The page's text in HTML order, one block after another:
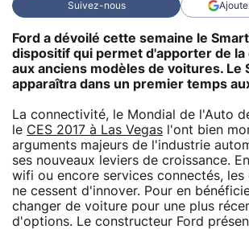
Suivez-nous
Ford a dévoilé cette semaine le
dispositif qui permet d'apporter de la
aux anciens modèles de voitures. Le
apparaîtra dans un premier temps
La connectivité, le Mondial de l'Auto
le CES 2017 à Las Vegas l'ont bien
arguments majeurs de l'industrie
ses nouveaux leviers de croissance.
wifi ou encore services connectés, les
ne cessent d'innover. Pour en
changer de voiture pour une plus
d'options. Le constructeur Ford